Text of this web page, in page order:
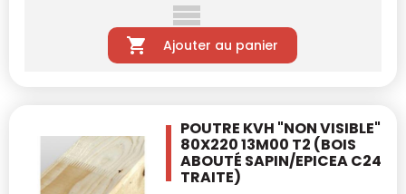
Ajouter au panier
POUTRE KVH "NON VISIBLE"
80X220 13M00 T2 (BOIS
ABOUTÉ SAPIN/EPICEA C24
TRAITE)